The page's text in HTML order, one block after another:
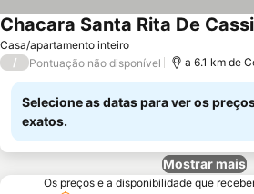
Casa/apartamento inteiro
Chacara Santa Rita De
/ Pontuação não disponível a 6.1 km de
Selecione as datas para ver os
exatos.
Mostrar mais
Os preços e a disponibilidade que